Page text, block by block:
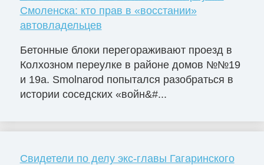
Смоленска: кто прав в «восстании»
автовладельцев
Бетонные блоки перегораживают проезд в
Колхозном переулке в районе домов №№19
и 19а. Smolnarod попытался разобраться в
истории соседских «войн&#...
Свидетели по делу экс-главы Гагаринского